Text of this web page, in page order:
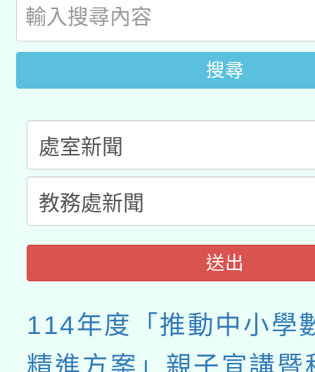
動」
開 智慧啟航」
搜尋
送出
114年度「推動中小學
精進方案」親子宣講暨